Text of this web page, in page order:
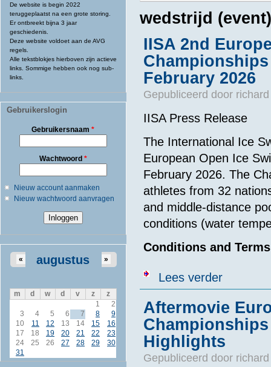
De website is begin 2022
teruggeplaatst na een grote storing.
Er ontbreekt bijna 3 jaar
geschiedenis.
Deze website voldoet aan de AVG
regels.
Alle tekstblokjes hierboven zijn actieve
links. Sommige hebben ook nog sub-
links.
Gebruikerslogin
Gebruikersnaam*
Wachtwoord *
Nieuw account aanmaken
Nieuw wachtwoord aanvragen
augustus
« »
m d w d v z
z
1
2
3
4 5 6 7 8
9
10
11 12 13 14 15
16
17
18 19 20 21 22
23
24
25 26 27 28 29
30
31
wedstrijd
IISA 2nd
February 2026
Gepubliceerd door
IISA Press Release
The International Ice
European Open Ice
February 2026. The
athletes from 32
and middle-distance
conditions (water
Conditions and Terms
Lees verderover IISA 2nd
Aftermovie
Highlights
Gepubliceerd door